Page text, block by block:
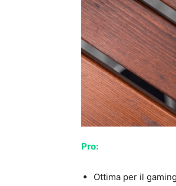
Pro:
Ottima per il